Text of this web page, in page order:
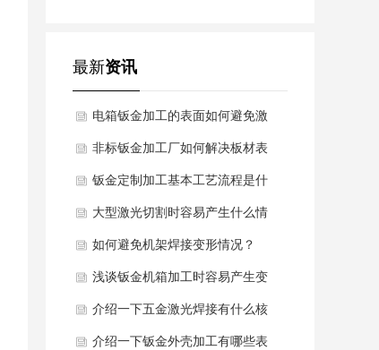
最新资讯
电箱钣金加工的表面如何避免激
光烧痕？
非标钣金加工厂如何解决板材表
面压痕去除？
钣金定制加工基本工艺流程是什
么？
大型激光切割时容易产生什么情
况？
如何避免机架焊接变形情况？
浅谈钣金机箱加工时容易产生变
形原因是什么？
介绍一下五金激光焊接有什么核
心优势？
介绍一下钣金外壳加工有哪些表